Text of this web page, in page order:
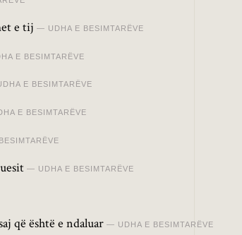
e tij UDHA E BESIMTARËVE
E BESIMTARËVE
E BESIMTARËVE
E BESIMTARËVE
UDHA E BESIMTARËVE
që është e ndaluar UDHA E BESIMTARËVE